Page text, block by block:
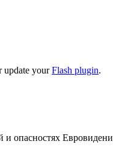
update yourFlash plugin.